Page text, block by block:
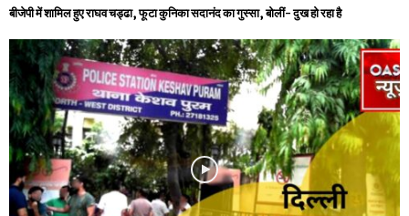
बीजेपी में शामिल हुए राघव चड्ढा, फूटा कुनिका सदानंद का गुस्सा, बोलीं- दुख हो रहा है